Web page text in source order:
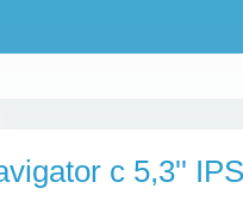
с 5,3''